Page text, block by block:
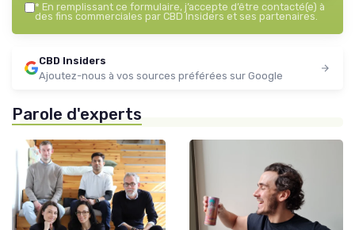
* En remplissant ce formulaire, j’accepte d’être contacté(e) à
des fins commerciales par CBD Insiders et ses partenaires.
CBD Insiders
Ajoutez-nous à vos sources préférées sur Google
Parole d'experts